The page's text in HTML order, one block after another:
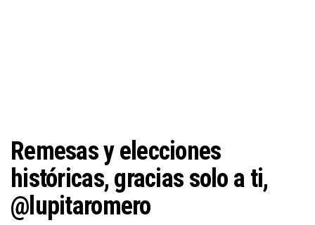
Remesas y elecciones
históricas, gracias solo a ti,
@lupitaromero